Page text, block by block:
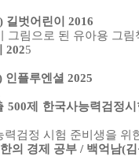
길벗어린이 2016
그림으로 된 유아용 그림
2025
인플루엔셜 2025
500제 한국사능력검정
검정 시험 준비생을 위
의 경제 공부 / 백억남(